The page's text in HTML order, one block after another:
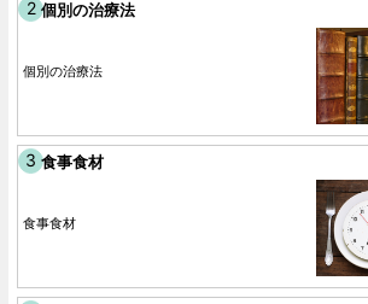
個別の治療法
個別の治療法
食事食材
食事食材